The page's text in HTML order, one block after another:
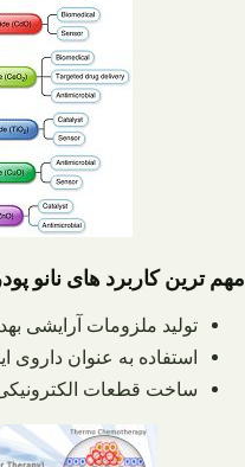
مهم ترین کاربرد های نانو
تولید ملزومات آرایشی
استفاده به عنوان داروی
ساخت قطعات